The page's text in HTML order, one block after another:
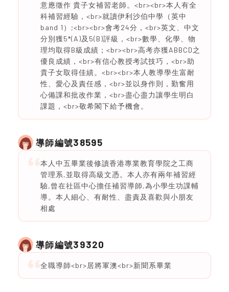
意應徵作 貴子女補習老師。<br><br>本人有全
科補習經驗，<br>就讀伊利沙伯中學（英中
band 1）;<br><br>會考24分，<br>英文、中文
分別獲5*(A)及5(B)評級，<br>數學、化學、物
理均取得B級成績；<br><br>高考亦獲ABBCD之
優良成績，<br>有信心教授考試技巧，<br>助
貴子女取得佳績。<br><br>本人教導學生富耐
性、愛心及責任感，<br>並以身作則，勤奮用
心備課和批改作業，<br>盡心盡力讓學生明白
課題，<br>敬希閣下給予機會。
導師編號38595
本人中五畢業後修讀香港專業教育學院之工商
管理系,並取得高級文憑。本人亦有兩年補習經
驗,曾在社區中心擔任補習導師,為小學生功課輔
導。本人細心、有耐性、盡責及喜歡與小朋友
相處
導師編號39320
全職導師<br>居將軍澳<br>新聞系畢業